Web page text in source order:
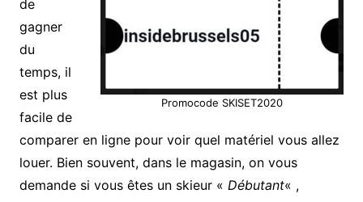
Promocode SKISET2020
de
gagner
du
temps, il
est plus
facile de
comparer en ligne pour voir quel matériel vous allez
louer. Bien souvent, dans le magasin, on vous
demande si vous êtes un skieur « Débutant« ,